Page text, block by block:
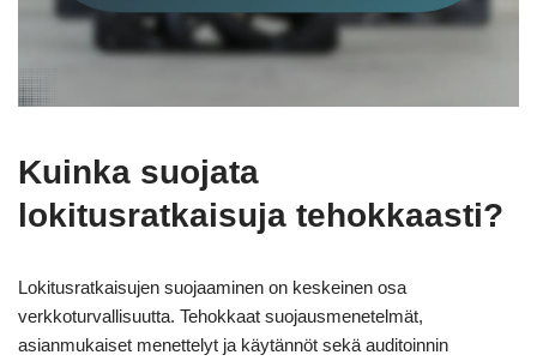
Kuinka suojata
lokitusratkaisuja tehokkaasti?
Lokitusratkaisujen suojaaminen on keskeinen osa
verkkoturvallisuutta. Tehokkaat suojausmenetelmät,
asianmukaiset menettelyt ja käytännöt sekä auditoinnin